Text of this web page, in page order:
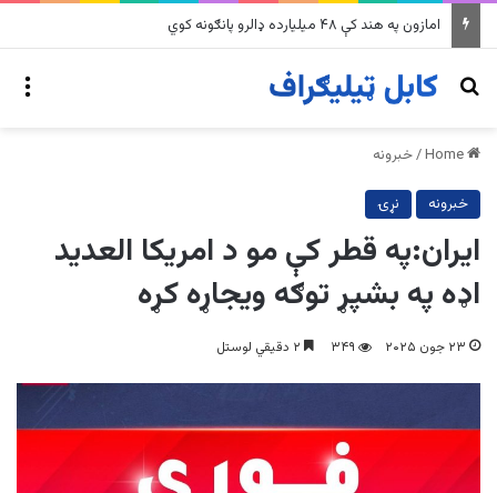
په وینزویلا کې زورورو زلزلو پراخ زیانونه اړولي
Search for
/خبرونه
خبرونه نړۍ
ایران:په قطر کې مو د امریکا العدید
اډه په بشپړ توګه ویجاړه کړه
۲۳ جون ۲۰۲۵ ۳۴۹